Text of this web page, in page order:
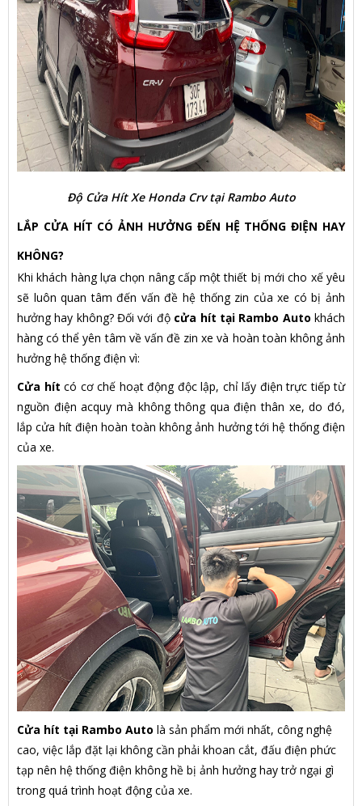
Độ Cửa Hít Xe Honda Crv tại Rambo Auto
LẮP CỬA HÍT CÓ ẢNH HƯỞNG ĐẾN HỆ THỐNG ĐIỆN HAY
KHÔNG?
Khi khách hàng lựa chọn nâng cấp một thiết bị mới cho xế yêu
sẽ luôn quan tâm đến vấn đề hệ thống zin của xe có bị ảnh
hưởng hay không? Đối với độ cửa hít tại Rambo Auto khách
hàng có thể yên tâm về vấn đề zin xe và hoàn toàn không ảnh
hưởng hệ thống điện vì:
Cửa hít có cơ chế hoạt động độc lập, chỉ lấy điện trực tiếp từ
nguồn điện acquy mà không thông qua điện thân xe, do đó,
lắp cửa hít điện hoàn toàn không ảnh hưởng tới hệ thống điện
của xe.
Cửa hít tại Rambo Auto là sản phẩm mới nhất, công nghệ
cao, việc lắp đặt lại không cần phải khoan cắt, đấu điện phức
tạp nên hệ thống điện không hề bị ảnh hưởng hay trở ngại gì
trong quá trình hoạt động của xe.